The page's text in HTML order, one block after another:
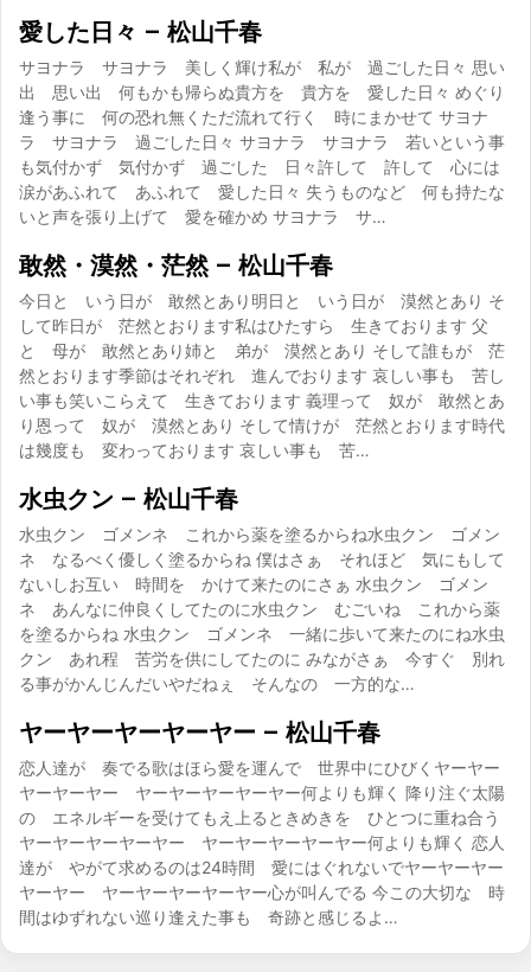
愛した日々 – 松山千春
サヨナラ サヨナラ 美しく輝け私が 私が 過ごした日々 思い
出 思い出 何もかも帰らぬ貴方を 貴方を 愛した日々 めぐり
逢う事に 何の恐れ無くただ流れて行く 時にまかせて サヨナ
ラ サヨナラ 過ごした日々 サヨナラ サヨナラ 若いという事
も気付かず 気付かず 過ごした 日々許して 許して 心には
涙があふれて あふれて 愛した日々 失うものなど 何も持たな
いと声を張り上げて 愛を確かめ サヨナラ サ…
敢然・漠然・茫然 – 松山千春
今日と いう日が 敢然とあり明日と いう日が 漠然とあり そ
して昨日が 茫然とおります私はひたすら 生きております 父
と 母が 敢然とあり姉と 弟が 漠然とあり そして誰もが 茫
然とおります季節はそれぞれ 進んでおります 哀しい事も 苦し
い事も笑いこらえて 生きております 義理って 奴が 敢然とあ
り恩って 奴が 漠然とあり そして情けが 茫然とおります時代
は幾度も 変わっております 哀しい事も 苦…
水虫クン – 松山千春
水虫クン ゴメンネ これから薬を塗るからね水虫クン ゴメン
ネ なるべく優しく塗るからね 僕はさぁ それほど 気にもして
ないしお互い 時間を かけて来たのにさぁ 水虫クン ゴメン
ネ あんなに仲良くしてたのに水虫クン むごいね これから薬
を塗るからね 水虫クン ゴメンネ 一緒に歩いて来たのにね水虫
クン あれ程 苦労を供にしてたのに みながさぁ 今すぐ 別れ
る事がかんじんだいやだねぇ そんなの 一方的な…
ヤーヤーヤーヤーヤー – 松山千春
恋人達が 奏でる歌はほら愛を運んで 世界中にひびくヤーヤー
ヤーヤーヤー ヤーヤーヤーヤーヤー何よりも輝く 降り注ぐ太陽
の エネルギーを受けてもえ上るときめきを ひとつに重ね合う
ヤーヤーヤーヤーヤー ヤーヤーヤーヤーヤー何よりも輝く 恋人
達が やがて求めるのは24時間 愛にはぐれないでヤーヤーヤー
ヤーヤー ヤーヤーヤーヤーヤー心が叫んでる 今この大切な 時
間はゆずれない巡り逢えた事も 奇跡と感じるよ…